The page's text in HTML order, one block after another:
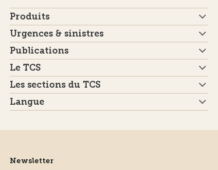
Produits
Urgences & sinistres
Publications
Le TCS
Les sections du TCS
Langue
Newsletter